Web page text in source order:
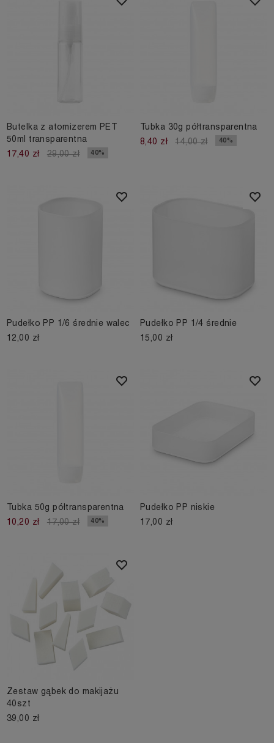
Butelka z atomizerem PET
50ml transparentna
17,40 zł
29,00 zł 40%
Tubka 30g półtransparentna
8,40 zł
14,00 zł 40%
Pudełko PP 1/6 średnie walec
12,00 zł
Pudełko PP 1/4 średnie
15,00 zł
Tubka 50g półtransparentna
10,20 zł
17,00 zł 40%
Pudełko PP niskie
17,00 zł
Zestaw gąbek do makijażu
40szt
39,00 zł